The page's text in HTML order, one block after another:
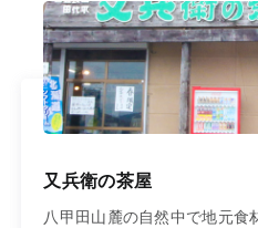
又兵衛の茶屋
八甲田山麓の自然中で地元食